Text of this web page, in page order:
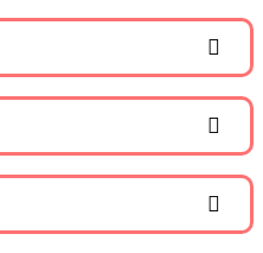
siz yapın!
Yaz
soru sorulmamış.